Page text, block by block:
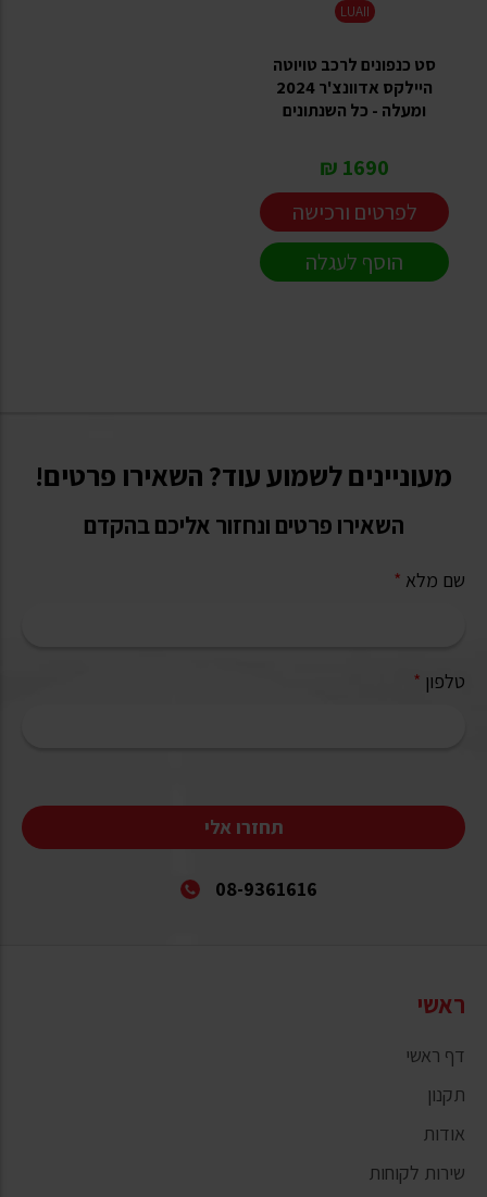
LUAII
סט כנפונים לרכב טויוטה
היילקס אדוונצ'ר 2024
ומעלה - כל השנתונים
1690 ₪
לפרטים ורכישה
הוסף לעגלה
מעוניינים לשמוע עוד? השאירו פרטים!
השאירו פרטים ונחזור אליכם בהקדם
שם מלא *
טלפון *
תחזרו אלי
08-9361616
ראשי
דף ראשי
תקנון
אודות
שירות לקוחות